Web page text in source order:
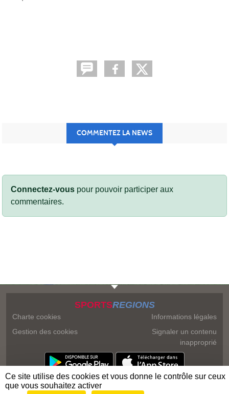
COMMENTEZ LA NEWS
Connectez-vous pour pouvoir participer aux
commentaires.
SPORTSREGIONS
Charte cookies
Gestion des cookies
Informations légales
Signaler un contenu
inapproprié
Ce site utilise des cookies et vous donne le contrôle sur ceux
que vous souhaitez activer